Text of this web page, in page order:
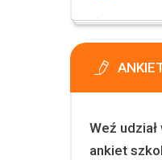
Weź
ankiet